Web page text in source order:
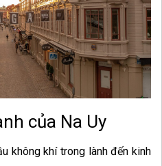
của Na Uy
không khí trong lành đến kinh